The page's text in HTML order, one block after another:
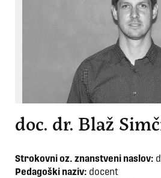
doc. dr. Blaž
Strokovni oz. znanstveni naslov:
Pedagoški naziv: docent